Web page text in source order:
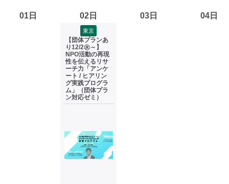
01日 02日
東京
【団体プランあ
り12/2㊌～】
NPO活動の再現
性を伝えるリサ
ーチ力「アンケ
ート / ヒアリン
グ実践プログラ
ム」（団体プラ
ン対応ゼミ）
03日 04日